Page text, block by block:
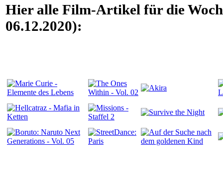
Hier alle Film-Artikel für die
06.12.2020):